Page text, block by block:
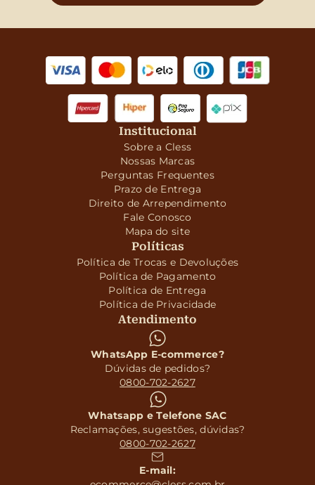
Institucional
Sobre a Cless
Nossas Marcas
Perguntas Frequentes
Prazo de Entrega
Direito de Arrependimento
Fale Conosco
Mapa do site
Políticas
Política de Trocas e Devoluções
Política de Pagamento
Política de Entrega
Política de Privacidade
Atendimento
WhatsApp E-commerce?
Dúvidas de pedidos?
0800-702-2627
Whatsapp e Telefone SAC
Reclamações, sugestões, dúvidas?
0800-702-2627
E-mail: